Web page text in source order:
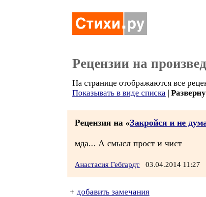
Рецензии на
На странице отображаются все
Показывать в виде списка |
Рецензия на «Закройся и не
мда... А смысл прост и чист
Анастасия Гебгардт 03.04.2014 11:27
+ добавить замечания